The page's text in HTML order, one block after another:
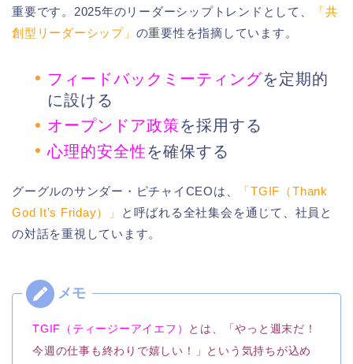
重要です。2025年のリーダーシップトレンドとして、
「共
創型リーダーシップ」 の重要性を指摘しています。
フィードバックミーティングを定期的
に設ける
オープンドア政策を採用する
心理的安全性を確保する
グーグルのサンダー・ピチャイCEOは、
「TGIF（Thank
God It’s Friday）」
と呼ばれる全社集会を通じて、社員と
の対話を重視しています。
TGIF（ティージーアイエフ） とは、「やっと週末だ！
今週の仕事も終わりで嬉しい！」という気持ちが込め